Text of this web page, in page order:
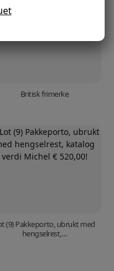
Britisk frimerke
(9) Pakkeporto, ubrukt med
hengselrest,…